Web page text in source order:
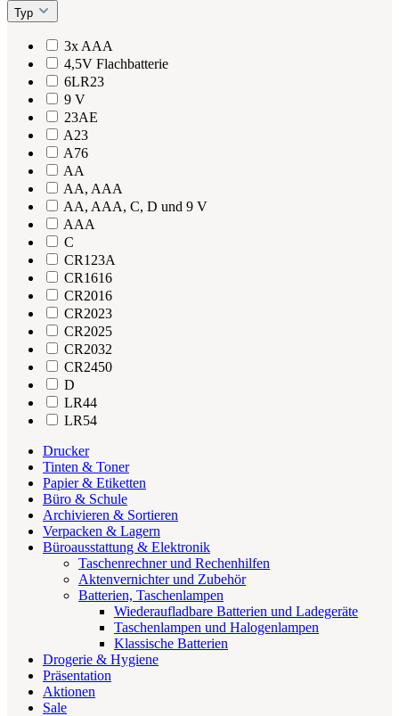
Typ
3x AAA
4,5V Flachbatterie
6LR23
9 V
23AE
A23
A76
AA
AA, AAA
AA, AAA, C, D und 9 V
AAA
C
CR123A
CR1616
CR2016
CR2023
CR2025
CR2032
CR2450
D
LR44
LR54
Drucker
Tinten & Toner
Papier & Etiketten
Büro & Schule
Archivieren & Sortieren
Verpacken & Lagern
Büroausstattung & Elektronik
Taschenrechner und Rechenhilfen
Aktenvernichter und Zubehör
Batterien, Taschenlampen
Wiederaufladbare Batterien und Ladegeräte
Taschenlampen und Halogenlampen
Klassische Batterien
Drogerie & Hygiene
Präsentation
Aktionen
Sale